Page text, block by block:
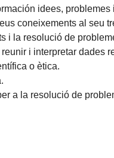
idees,
coneixements al seu
i la resolució de
i interpretar dades
o ètica.
a la resolució de